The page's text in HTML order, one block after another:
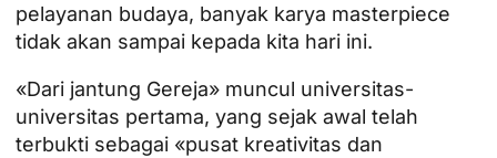
pelayanan budaya, banyak karya masterpiece
tidak akan sampai kepada kita hari ini.
«Dari jantung Gereja» muncul universitas-
universitas pertama, yang sejak awal telah
terbukti sebagai «pusat kreativitas dan